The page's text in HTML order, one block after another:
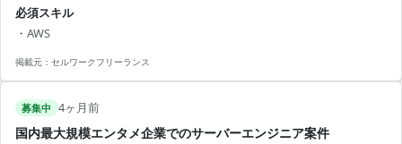
内システム構築・運用 ・システム運用における各種タスクの実行 ・IT
インフラ最適化の支援 ・プロジェクト関連文書の管理 ・チームおよび
関係者との効果的なコミュニケーション 【アピールポイント】 ・AWS
必須スキル
・AWS
掲載元： セルワークフリーランス
募集中 4ヶ月前
国内最大規模エンタメ企業でのサーバーエンジニア案件